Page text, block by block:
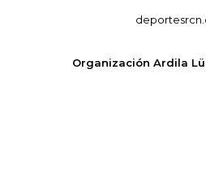
Organización Ardila